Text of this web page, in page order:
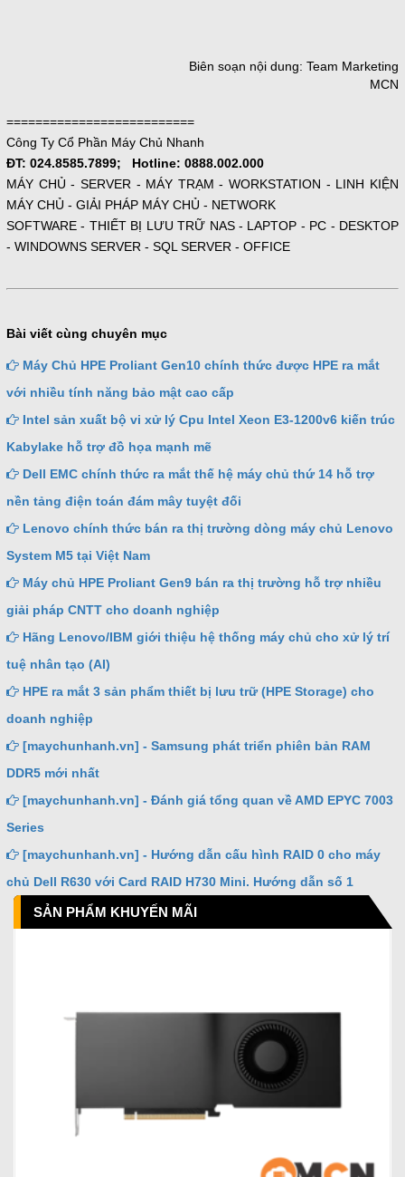
Biên soạn nội dung: Team Marketing
MCN
==========================
Công Ty Cổ Phần Máy Chủ Nhanh
ĐT: 024.8585.7899; Hotline: 0888.002.000
MÁY CHỦ - SERVER - MÁY TRẠM - WORKSTATION - LINH KIỆN
MÁY CHỦ - GIẢI PHÁP MÁY CHỦ - NETWORK
SOFTWARE - THIẾT BỊ LƯU TRỮ NAS - LAPTOP - PC - DESKTOP
- WINDOWNS SERVER - SQL SERVER - OFFICE
Bài viết cùng chuyên mục
Máy Chủ HPE Proliant Gen10 chính thức được HPE ra mắt
với nhiều tính năng bảo mật cao cấp
Intel sản xuất bộ vi xử lý Cpu Intel Xeon E3-1200v6 kiến trúc
Kabylake hỗ trợ đồ họa mạnh mẽ
Dell EMC chính thức ra mắt thế hệ máy chủ thứ 14 hỗ trợ
nền tảng điện toán đám mây tuyệt đối
Lenovo chính thức bán ra thị trường dòng máy chủ Lenovo
System M5 tại Việt Nam
Máy chủ HPE Proliant Gen9 bán ra thị trường hỗ trợ nhiều
giải pháp CNTT cho doanh nghiệp
Hãng Lenovo/IBM giới thiệu hệ thống máy chủ cho xử lý trí
tuệ nhân tạo (AI)
HPE ra mắt 3 sản phẩm thiết bị lưu trữ (HPE Storage) cho
doanh nghiệp
[maychunhanh.vn] - Samsung phát triển phiên bản RAM
DDR5 mới nhất
[maychunhanh.vn] - Đánh giá tổng quan về AMD EPYC 7003
Series
[maychunhanh.vn] - Hướng dẫn cấu hình RAID 0 cho máy
chủ Dell R630 với Card RAID H730 Mini. Hướng dẫn số 1
SẢN PHẨM KHUYẾN MÃI